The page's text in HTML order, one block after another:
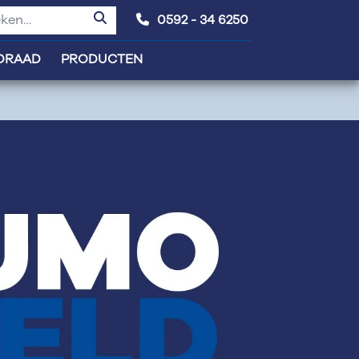
0592 - 34 6250
PRODUCTEN